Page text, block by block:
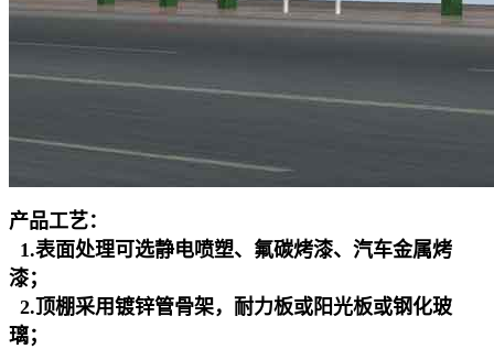
产品工艺：
1.表面处理可选静电喷塑、氟碳烤漆、汽车金属烤
漆；
2.顶棚采用镀锌管骨架，耐力板或阳光板或钢化玻
璃；